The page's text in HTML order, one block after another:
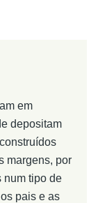
em
depositam
margens, por
num tipo de
pais e as